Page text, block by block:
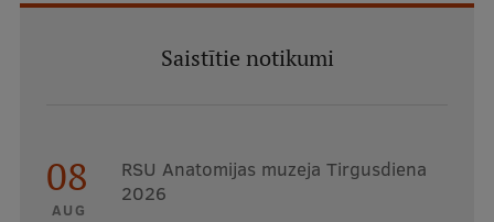
Saistītie notikumi
08
AUG
RSU Anatomijas muzeja Tirgusdiena
2026